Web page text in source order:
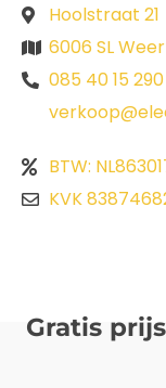
Hoolstraat 21
6006 SL
085 40 15 290
BTW:
KVK
Gratis